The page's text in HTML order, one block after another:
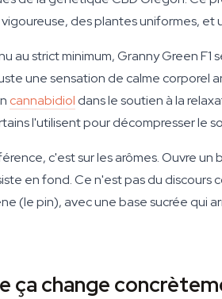
des plantes uniformes, et
au strict minimum, Granny Green
une sensation de calme corporel
cannabidiol dans le soutien à la
l'utilisent pour décompresser le
c'est sur les arômes. Ouvre
en fond. Ce n'est pas du
(le pin), avec une base sucrée qui
ça change